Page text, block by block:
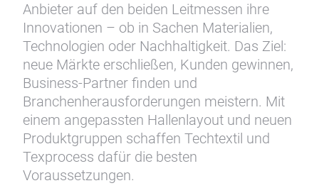
Anbieter auf den beiden Leitmessen ihre
Innovationen – ob in Sachen Materialien,
Technologien oder Nachhaltigkeit. Das Ziel:
neue Märkte erschließen, Kunden gewinnen,
Business-Partner finden und
Branchenherausforderungen meistern. Mit
einem angepassten Hallenlayout und neuen
Produktgruppen schaffen Techtextil und
Texprocess dafür die besten
Voraussetzungen.